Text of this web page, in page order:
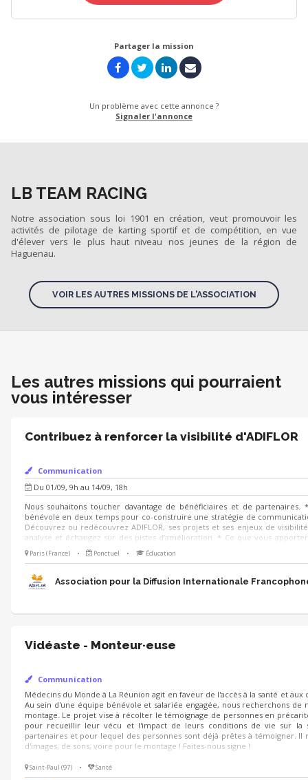
Partager la mission
Un problème avec cette annonce ?
Signaler l'annonce
LB TEAM RACING
Notre association sous loi 1901 en création, veut promouvoir les
activités de pilotage de karting sportif et de compétition, en vue
d'élever vers le plus haut niveau nos jeunes de la région de
Haguenau.
VOIR LES AUTRES MISSIONS DE L'ASSOCIATION
Les autres missions qui pourraient
vous intéresser
Contribuez à renforcer la visibilité d'ADIFLOR
Communication
Du 01/09, 9h au 14/09, 18h
Nous souhaitons toucher davantage de bénéficiaires et de
bénévole en deux temps pour co-construire une stratégie de
Découvrez ou redécouvrez ADIFLOR, ses projets et ses enjeux de
analyse et échangez sur des pistes d’amélioration. * Ce que vous
créativité pour aider ADIFLOR à mieux communiquer. Ensemble, faisons
Paris (France) • Ponctuel • Éducation
Association pour la Diffusion Internationale
Vidéaste - Monteur·euse
Communication
Médecins du Monde à La Réunion agit en faveur de l'accès à la santé et
Au sein d'une équipe bénévole et salariée engagée, nous recherchons
montage. Le projet vise à récolter le témoignage de personnes en
pour recueillir leur vécu et l'impact de leurs conditions de vie sur la
partenaires et pour lequel des personnes sont déjà prêtes à témoigner.
d'images, de sons, voire pour le montage ! Faites-nous signe !
Saint-Paul (97) • Santé